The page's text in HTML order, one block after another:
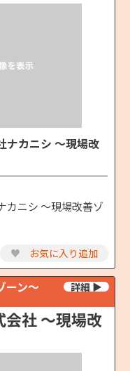
ナカニシ ～現場改
カニシ ～現場改善ゾ
♥ お気に入り追加
ーン～
社 ～現場改